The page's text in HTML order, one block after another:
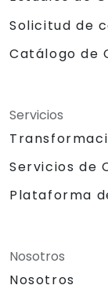
Solicitud de
Catálogo de
Servicios
Servicios de
Plataforma
Nosotros
Nosotros